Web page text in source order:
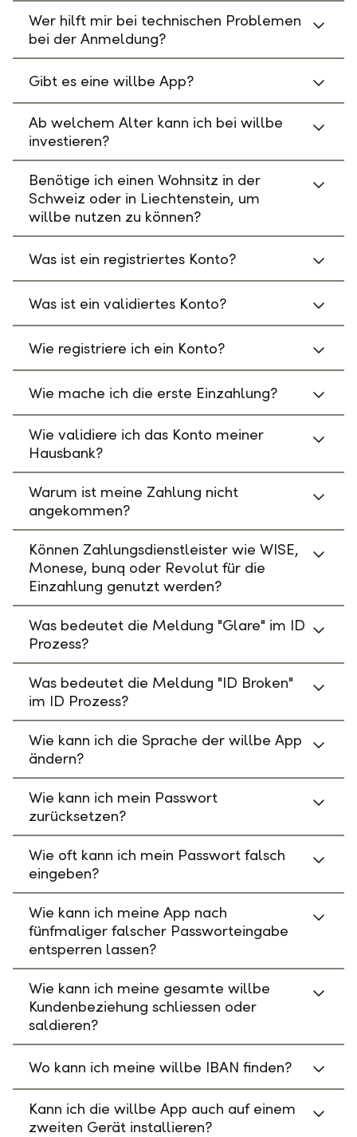
Wer hilft mir bei technischen Problemen
bei der Anmeldung?
Gibt es eine willbe App?
Ab welchem Alter kann ich bei willbe
investieren?
Benötige ich einen Wohnsitz in der
Schweiz oder in Liechtenstein, um
willbe nutzen zu können?
Was ist ein registriertes Konto?
Was ist ein validiertes Konto?
Wie registriere ich ein Konto?
Wie mache ich die erste Einzahlung?
Wie validiere ich das Konto meiner
Hausbank?
Warum ist meine Zahlung nicht
angekommen?
Können Zahlungsdienstleister wie WISE,
Monese, bunq oder Revolut für die
Einzahlung genutzt werden?
Was bedeutet die Meldung "Glare" im ID
Prozess?
Was bedeutet die Meldung "ID Broken"
im ID Prozess?
Wie kann ich die Sprache der willbe App
ändern?
Wie kann ich mein Passwort
zurücksetzen?
Wie oft kann ich mein Passwort falsch
eingeben?
Wie kann ich meine App nach
fünfmaliger falscher Passworteingabe
entsperren lassen?
Wie kann ich meine gesamte willbe
Kundenbeziehung schliessen oder
saldieren?
Wo kann ich meine willbe IBAN finden?
Kann ich die willbe App auch auf einem
zweiten Gerät installieren?